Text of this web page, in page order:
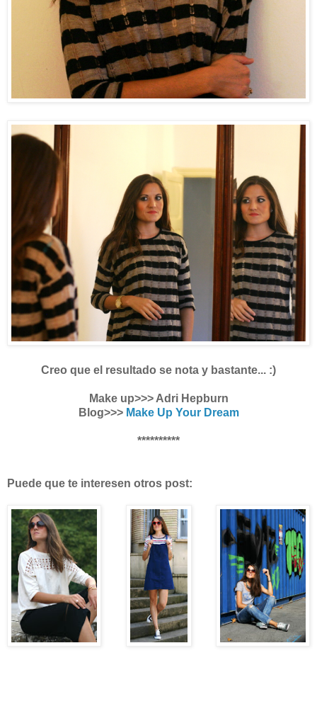
Creo que el resultado se nota y bastante... :)
Make up>>> Adri Hepburn
Blog>>> Make Up Your Dream
**********
Puede que te interesen otros post: